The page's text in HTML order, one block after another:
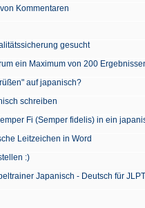
Kommentaren
gesucht
ein Maximum von 200
auf japanisch?
schreiben
Fi (Semper fidelis) in ein
Leitzeichen in Word
:)
Japanisch - Deutsch für